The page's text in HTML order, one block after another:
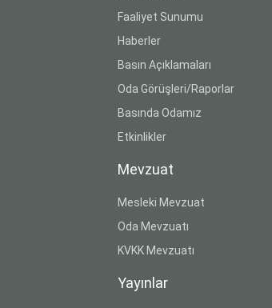
Faaliyet Sunumu
Haberler
Basın Açıklamaları
Oda Görüşleri/Raporlar
Basında Odamız
Etkinlikler
Mevzuat
Mesleki Mevzuat
Oda Mevzuatı
KVKK Mevzuatı
Yayınlar